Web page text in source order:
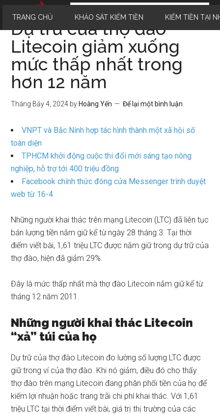
TRANG CHỦ KHẢO SÁT KIẾM TIỀN KIẾM TIỀN TẠI
Dự trữ của thợ đào
Litecoin giảm xuống
mức thấp nhất trong
hơn 12 năm
Tháng Bảy 4, 2024 by Hoàng Yến Để lại một bình luận
VNPT và Bắc Ninh hợp tác hình thành một xã hội số
toàn diện
TPHCM khởi động cuộc thi đổi mới sáng tạo nông
nghiệp, hỗ trợ tới 400 triệu đồng
Facebook chính thức đóng cửa Messenger trình duyệt
web từ 16-4
Những người khai thác trên mạng Litecoin (LTC) đã liên tục
bán lượng tiền nắm giữ kể từ ngày 28 tháng 3. Tại thời
điểm viết bài, 1,61 triệu LTC được nắm giữ trong dự trữ của
thợ đào, hiện đã giảm 29%.
Đây là mức thấp nhất mà thợ đào Litecoin nắm giữ kể từ
tháng 12 năm 2011.
Những người khai thác Litecoin
“xả” túi của họ
Dự trữ của thợ đào Litecoin đo lường số lượng LTC được
giữ trong ví của thợ đào. Khi nó giảm, điều đó cho thấy
thợ đào trên mạng Litecoin đang phân phối tiền của họ để
kiếm lợi nhuận hoặc trang trãi chi phí khai thác. Với 1,61
triệu LTC tại thời điểm viết bài, giá trị thị trường của các